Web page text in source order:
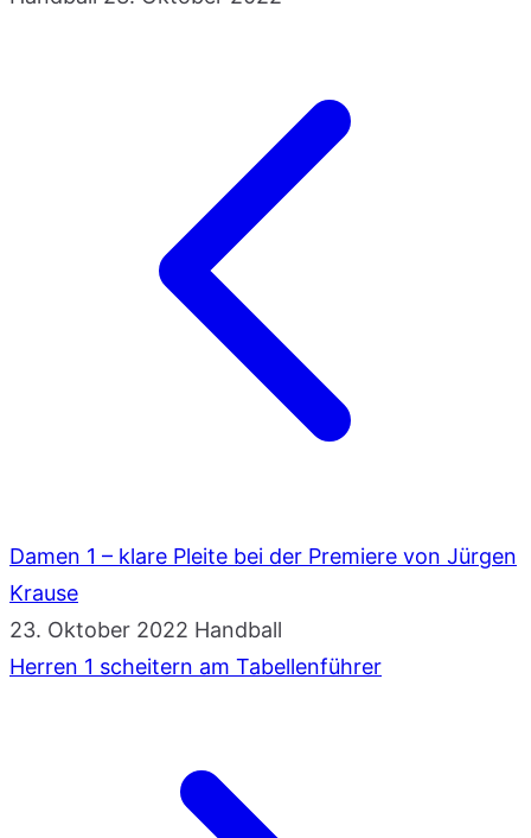
Damen 1 – klare Pleite bei der Premiere von Jürgen
Krause
23. Oktober 2022 Handball
Herren 1 scheitern am Tabellenführer